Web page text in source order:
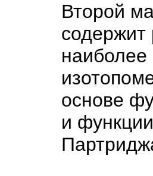
Второй
содержит
основе
и